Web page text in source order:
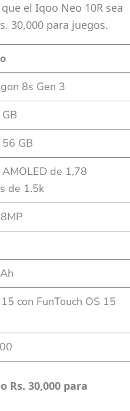
el Iqoo Neo 10R sea
30,000 para juegos.
8s Gen 3
GB
de 1,78
de 1.5k
con FunTouch OS 15
Rs. 30,000 para